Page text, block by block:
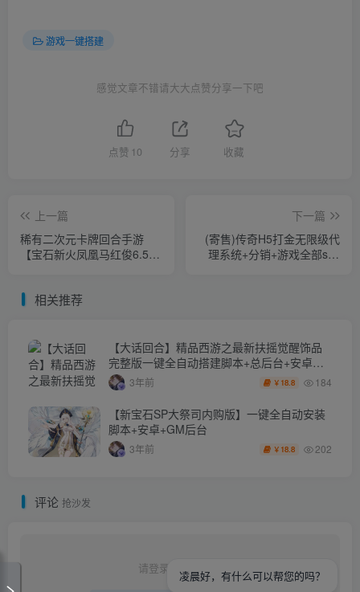
游戏一键搭建
感觉文章不错请大大点赞分享一下吧
点赞 10 分享 收藏
上一篇
稀有二次元卡牌回合手游
【宝石新火凤凰马红俊6.5万
跨服+自定义英雄+自定义符
下一篇
(寄售)传奇H5打金无限级代
理系统+分销+游戏全部sdk
相关推荐
【大话回合】精品西游之最新扶摇觉醒饰品
完整版一键全自动搭建脚本+总后台+安卓苹
果双端3年前 ￥ 18.8 184
【新宝石SP大祭司内购版】一键全自动安装
脚本+安卓+GM后台
3年前 ￥ 18.8 202
评论 抢沙发
请登录后发表评论
凌晨好，有什么可以帮您的吗？